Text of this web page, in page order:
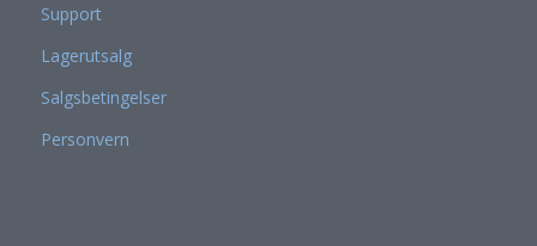
Support
Lagerutsalg
Salgsbetingelser
Personvern